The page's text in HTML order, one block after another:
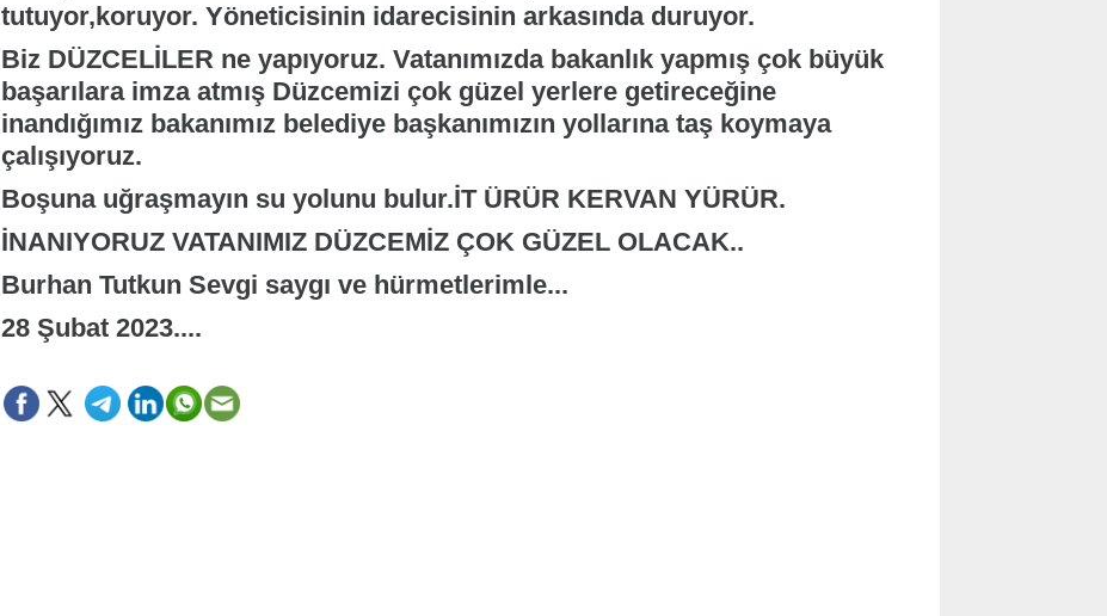
tutuyor,koruyor. Yöneticisinin idarecisinin arkasında duruyor.
Biz DÜZCELİLER ne yapıyoruz. Vatanımızda bakanlık yapmış çok büyük
başarılara imza atmış Düzcemizi çok güzel yerlere getireceğine
inandığımız bakanımız belediye başkanımızın yollarına taş koymaya
çalışıyoruz.
Boşuna uğraşmayın su yolunu bulur.İT ÜRÜR KERVAN YÜRÜR.
İNANIYORUZ VATANIMIZ DÜZCEMİZ ÇOK GÜZEL OLACAK..
Burhan Tutkun Sevgi saygı ve hürmetlerimle...
28 Şubat 2023....